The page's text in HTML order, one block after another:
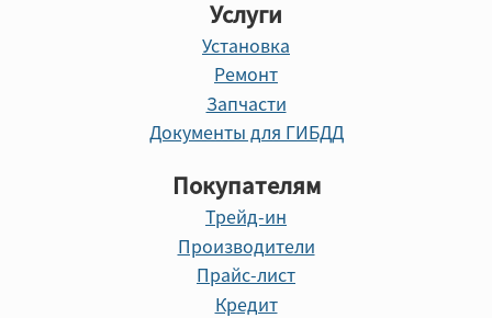
Услуги
Установка
Ремонт
Запчасти
Документы для ГИБДД
Покупателям
Трейд-ин
Производители
Прайс-лист
Кредит